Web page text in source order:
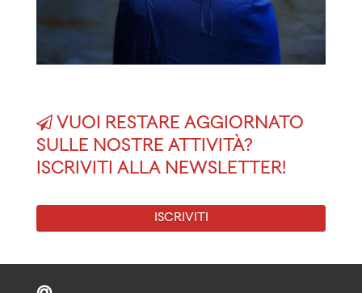
VUOI RESTARE AGGIORNATO
SULLE NOSTRE ATTIVITÀ?
ISCRIVITI ALLA NEWSLETTER!
ISCRIVITI